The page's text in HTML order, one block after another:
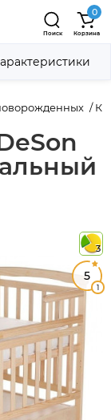
Поиск
0
Корзина
3
5
1